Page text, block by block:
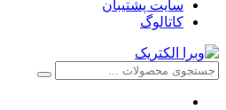
سایت پشتیبان
کاتالوگ